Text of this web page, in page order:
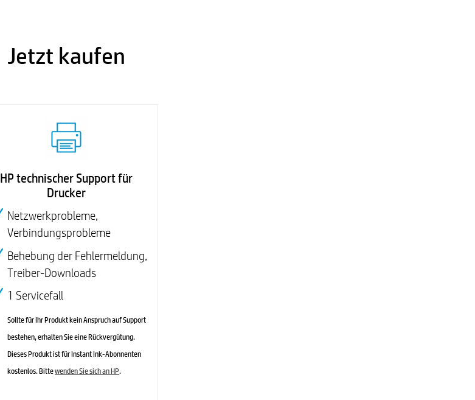
Jetzt kaufen
HP technischer Support für
Drucker
Netzwerkprobleme,
Verbindungsprobleme
Behebung der Fehlermeldung,
Treiber-Downloads
1 Servicefall
Sollte für Ihr Produkt kein Anspruch auf Support
bestehen, erhalten Sie eine Rückvergütung.
Dieses Produkt ist für Instant Ink-Abonnenten
kostenlos. Bittewenden Sie sich an HP.